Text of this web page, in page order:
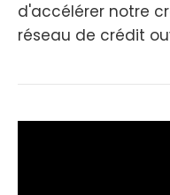
d'accélérer notre
réseau de crédit